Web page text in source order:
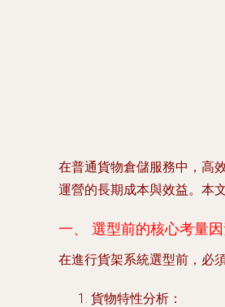
在普通貨物倉儲服務中，高
運營的長期成本與效益。本
一、 選型前的核心考量
在進行貨架系統選型前，必
貨物特性分析 ：